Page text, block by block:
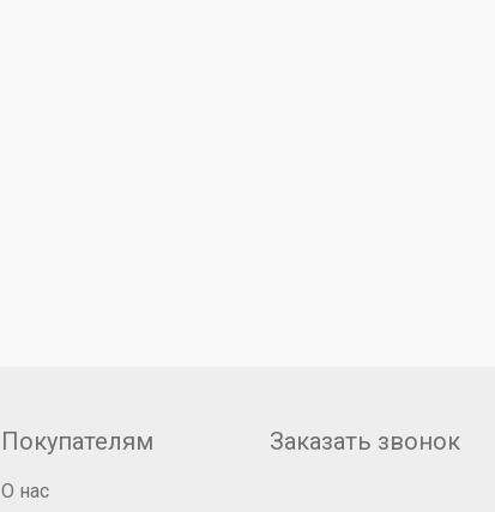
Покупателям
О нас
Заказать звонок